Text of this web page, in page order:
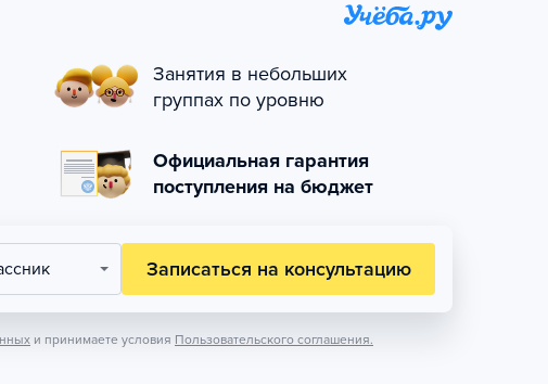
Занятия в небольших
группах по уровню
Официальная гарантия
поступления на бюджет
Записаться на консультацию
и принимаете условия Пользовательского соглашения.